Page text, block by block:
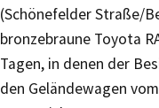
(Schönefelder Straße/
bronzebraune Toyota
Tagen, in denen der
den Geländewagen